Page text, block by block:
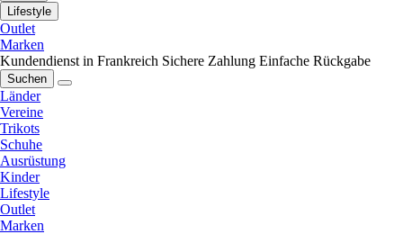
Lifestyle
Outlet
Marken
Kundendienst in Frankreich Sichere Zahlung Einfache Rückgabe
Suchen
Länder
Vereine
Trikots
Schuhe
Ausrüstung
Kinder
Lifestyle
Outlet
Marken